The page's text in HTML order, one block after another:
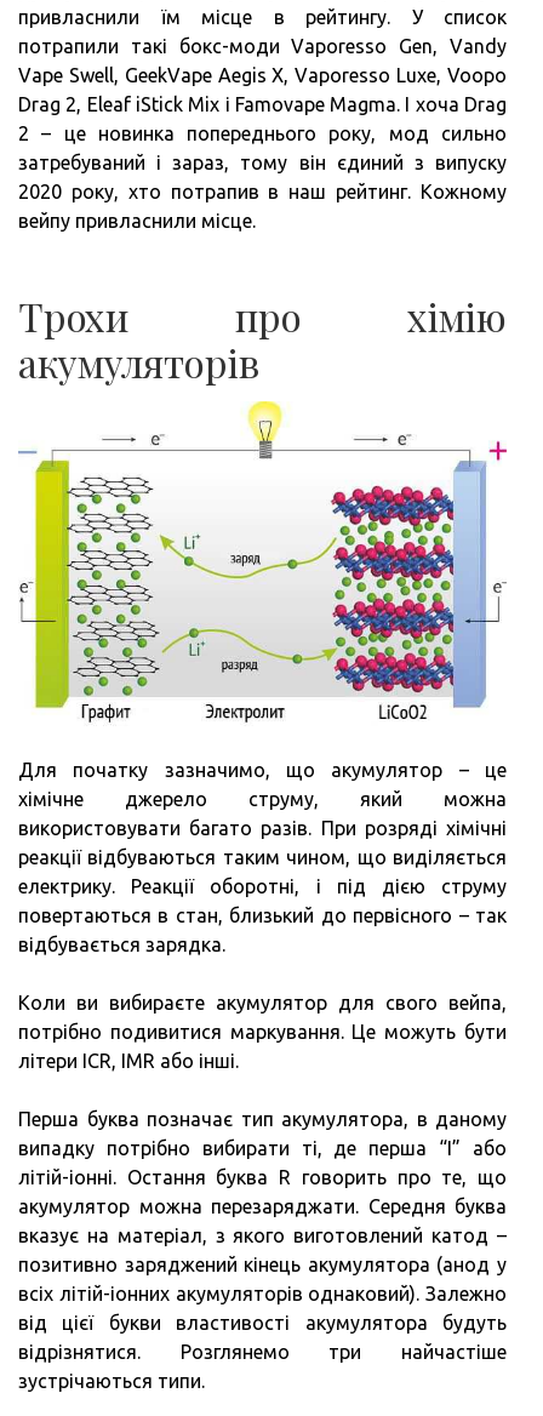
привласнили їм місце в рейтингу. У список
потрапили такі бокс-моди Vaporesso Gen, Vandy
Vape Swell, GeekVape Aegis X, Vaporesso Luxe, Voopo
Drag 2, Eleaf iStick Mix і Famovape Magma. І хоча Drag
2 – це новинка попереднього року, мод сильно
затребуваний і зараз, тому він єдиний з випуску
2020 року, хто потрапив в наш рейтинг. Кожному
вейпу привласнили місце.
Трохи про хімію
акумуляторів
Для початку зазначимо, що акумулятор – це
хімічне джерело струму, який можна
використовувати багато разів. При розряді хімічні
реакції відбуваються таким чином, що виділяється
електрику. Реакції оборотні, і під дією струму
повертаються в стан, близький до первісного – так
відбувається зарядка.
Коли ви вибираєте акумулятор для свого вейпа,
потрібно подивитися маркування. Це можуть бути
літери ICR, IMR або інші.
Перша буква позначає тип акумулятора, в даному
випадку потрібно вибирати ті, де перша “I” або
літій-іонні. Остання буква R говорить про те, що
акумулятор можна перезаряджати. Середня буква
вказує на матеріал, з якого виготовлений катод –
позитивно заряджений кінець акумулятора (анод у
всіх літій-іонних акумуляторів однаковий). Залежно
від цієї букви властивості акумулятора будуть
відрізнятися. Розглянемо три найчастіше
зустрічаються типи.